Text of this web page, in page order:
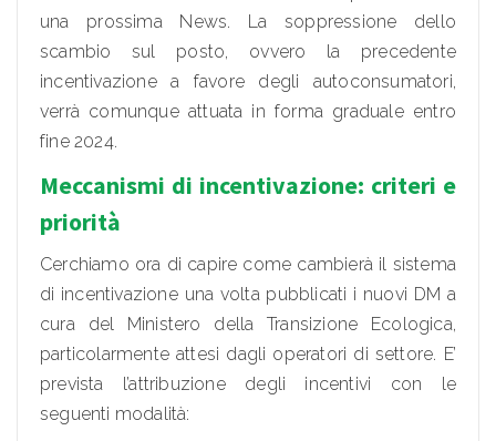
una prossima News. La soppressione dello
scambio sul posto, ovvero la precedente
incentivazione a favore degli autoconsumatori,
verrà comunque attuata in forma graduale entro
fine 2024.
Meccanismi di incentivazione: criteri e
priorità
Cerchiamo ora di capire come cambierà il sistema
di incentivazione una volta pubblicati i nuovi DM a
cura del Ministero della Transizione Ecologica,
particolarmente attesi dagli operatori di settore. E’
prevista l’attribuzione degli incentivi con le
seguenti modalità: